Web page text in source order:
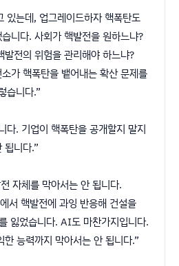
있는데, 업그레이드하자 핵폭탄도
니다. 사회가 핵발전을 원하느냐?
전의 위험을 관리해야 하느냐?
가 핵폭탄을 뱉어내는 확산 문제를
습니다.”
다. 기업이 핵폭탄을 공개할지 말지
됩니다.”
자체를 막아서는 안 됩니다.
서 핵발전에 과잉 반응해 건설을
잃었습니다. AI도 마찬가지입니다.
능력까지 막아서는 안 됩니다.”